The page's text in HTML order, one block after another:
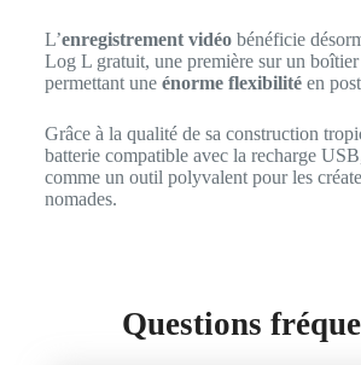
L’enregistrement vidéobénéficie
Log L gratuit, une première sur un boîtier
permettant une énorme flexibilitéen
Grâce à la qualité de sa construction
batterie compatible avec la recharge
comme un outil polyvalent pour les
nomades.
Questions